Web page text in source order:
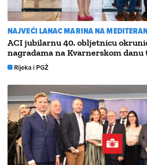
NAJVEĆI LANAC MARINA NA
ACI jubilarnu 40. obljetnicu
nagradama na Kvarnerskom
Rijeka i PGŽ